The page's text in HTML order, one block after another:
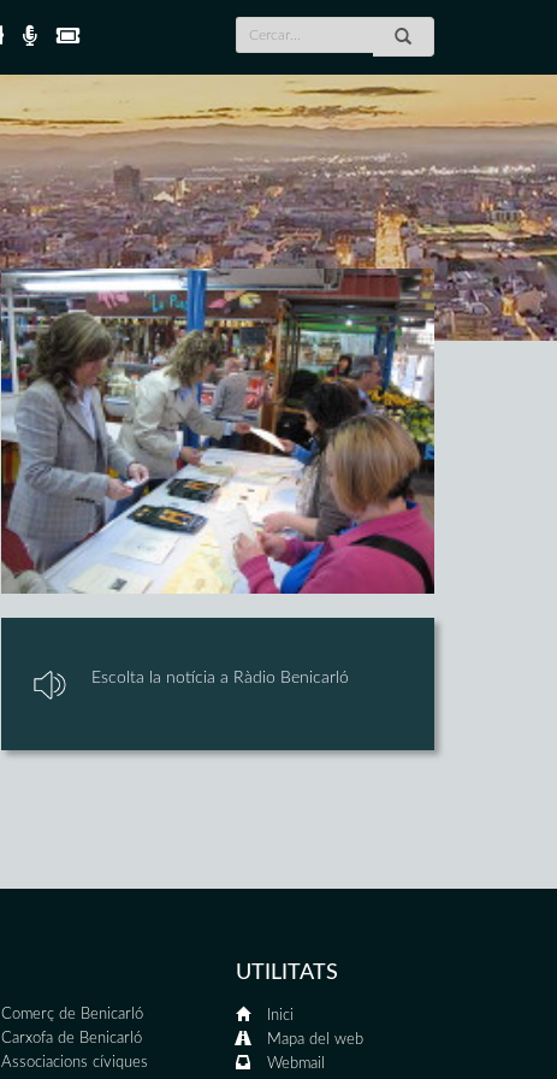
Escolta la notícia a Ràdio Benicarló
Comerç de Benicarló
Carxofa de Benicarló
Associacions cíviques
UTILITATS
Inici
Mapa del web
Webmail